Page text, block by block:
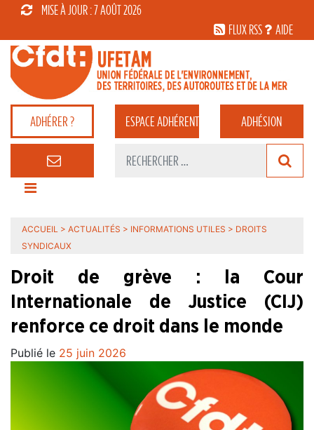
MISE À JOUR : 7 AOÛT 2026
FLUX RSS
AIDE
ADHÉRER ? ESPACEADHÉRENT ADHÉSION
ACCUEIL > ACTUALITÉS > INFORMATIONS UTILES > DROITS
SYNDICAUX
Droit de grève : la Cour
Internationale de Justice (CIJ)
renforce ce droit dans le monde
Publié le 25 juin 2026